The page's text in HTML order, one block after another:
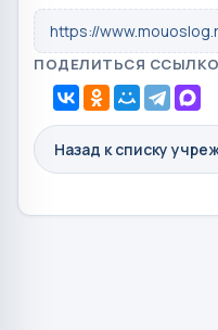
https://
ПОДЕЛИТЬСЯ
Назад к списку